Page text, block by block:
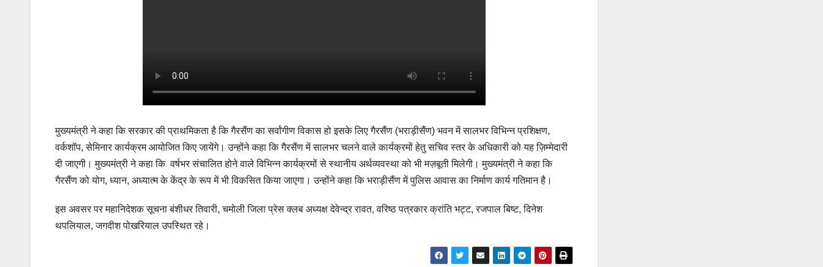
मुख्यमंत्री ने कहा कि सरकार की प्राथमिकता है कि गैरसैंण का सर्वांगीण विकास हो इसके लिए गैरसैंण (भराड़ीसैंण) भवन में सालभर विभिन्न प्रशिक्षण,
वर्कशॉप, सेमिनार कार्यक्रम आयोजित किए जायेंगे। उन्होंने कहा कि गैरसैंण में सालभर चलने वाले कार्यक्रमों हेतु सचिव स्तर के अधिकारी को यह ज़िम्मेदारी
दी जाएगी। मुख्यमंत्री ने कहा कि वर्षभर संचालित होने वाले विभिन्न कार्यक्रमों से स्थानीय अर्थव्यवस्था को भी मज़बूती मिलेगी। मुख्यमंत्री ने कहा कि
गैरसैंण को योग, ध्यान, अध्यात्म के केंद्र के रूप में भी विकसित किया जाएगा। उन्होंने कहा कि भराड़ीसैंण में पुलिस आवास का निर्माण कार्य गतिमान है।
इस अवसर पर महानिदेशक सूचना बंशीधर तिवारी, चमोली जिला प्रेस क्लब अध्यक्ष देवेन्द्र रावत, वरिष्ठ पत्रकार क्रांति भट्ट, रजपाल बिष्ट, दिनेश
थपलियाल, जगदीश पोखरियाल उपस्थित रहे।